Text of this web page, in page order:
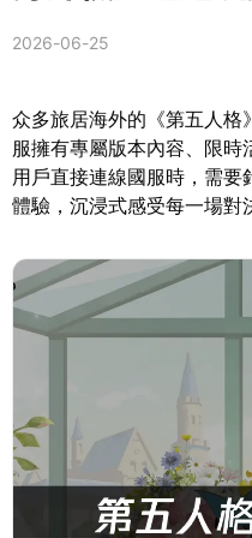
2026-06-25
众多旅居海外的《第五人格
服擁有專屬版本內容、限
用戶直接連線國服時，需
體驗，沉浸式感受每一場對